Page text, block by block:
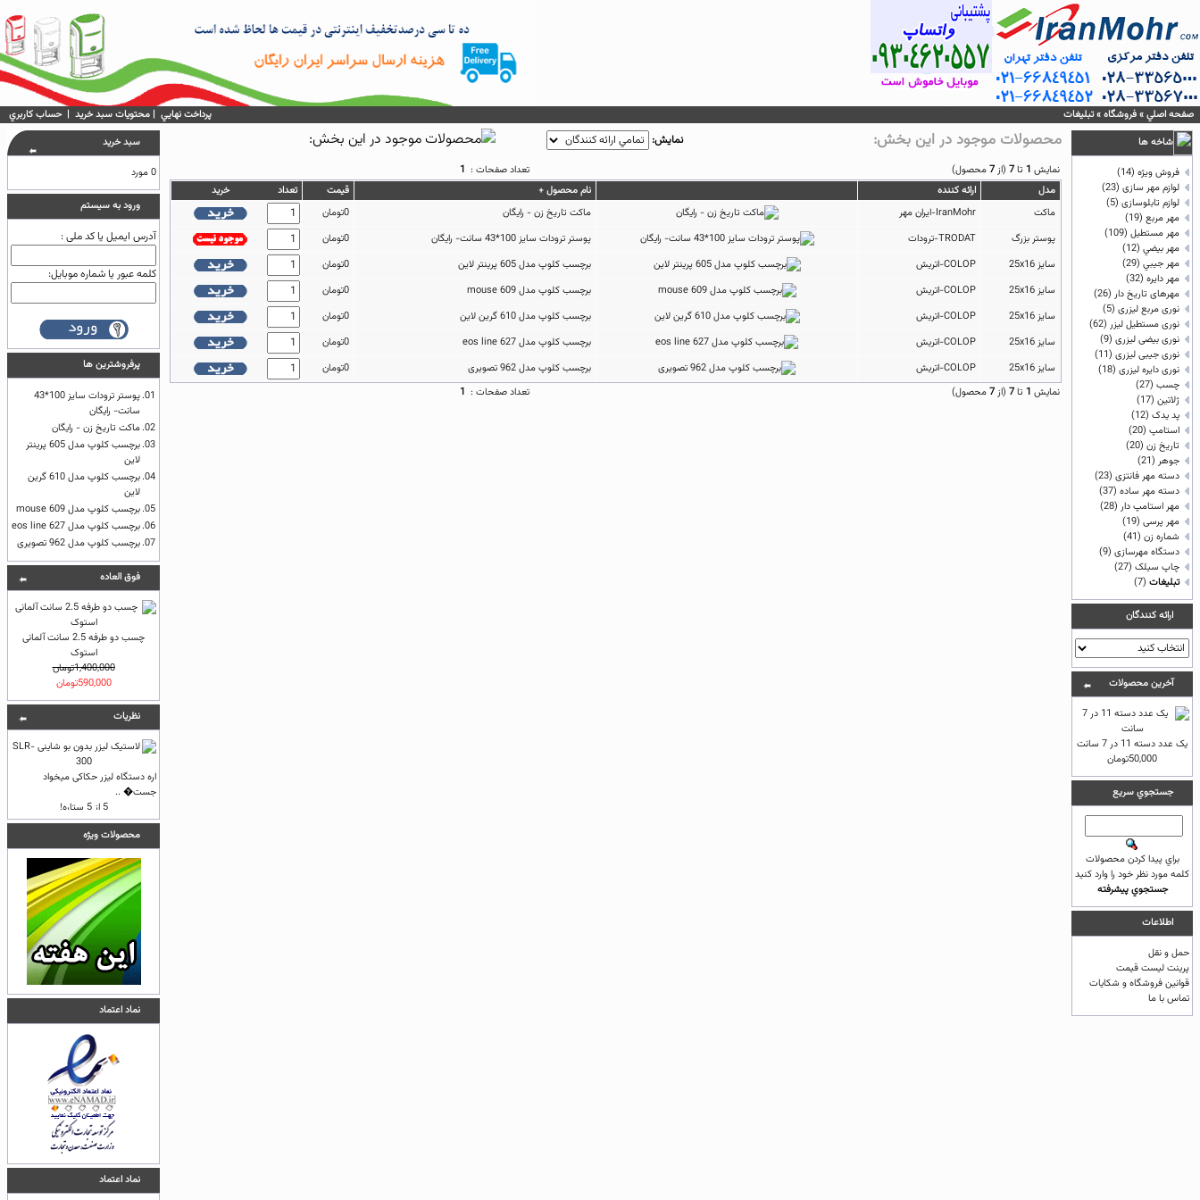
صفحه اصلي»فروشگاه»تبلیغات پرداخت نهايي | محتويات سبد خريد |حساب كاربري
شاخه ها
فروش ویژه (14)
لوازم مهر سازی (23)
لوازم تابلوسازی (5)
مهر مربع (19)
مهر مستطيل (109)
مهر بيضي (12)
مهر جيبي (29)
مهر دايره (32)
مهرهای تاریخ دار (26)
نوری مربع لیزری (5)
نوری مستطیل لیزر (62)
نوری بیضی لیزری (9)
نوری جیبی لیزری (11)
نوری دایره لیزری (18)
چسب (27)
ژلاتين (17)
پد یدک (12)
استامپ (20)
تاريخ زن (20)
جوهر (21)
دسته مهر فانتزی (23)
دسته مهر ساده (37)
مهر استامپ دار (28)
مهر پرسی (19)
شماره زن (41)
دستگاه مهرسازی (9)
چاپ سيلک (27)
تبلیغات (7)
ارائه كنندگان
آخرين محصولات
یک عدد دسته 11 در 7 سانت
50,000تومان
جستجوي سريع
براي پيدا كردن محصولات
كلمه مورد نظر خود را وارد كنيد
جستجوي پيشرفته
اطلاعات
حمل و نقل
پرینت لیست قیمت
قوانين فروشگاه و شکایات
تماس با ما
محصولات موجود در اين بخش: نمايش:
نمايش 1 تا7 (از 7محصول) تعداد صفحات : 1
مدل
ارائه كننده نام محصول + قيمت تعداد
خريد
ماکت
IranMohr-ایران مهر ماکت تاریخ زن - رایگان
پوستر بزرگ
TRODAT-ترودات پوستر ترودات سایز 100*43 سانت- رایگان
سایز 25x16
COLOP-اتریش برچسب کلوپ مدل 605 پرینتر لاین
سایز 25x16
COLOP-اتریش برچسب کلوپ مدل 609 mouse
سایز 25x16
COLOP-اتریش برچسب کلوپ مدل 610 گرین لاین
سایز 25x16
COLOP-اتریش برچسب کلوپ مدل 627 eos line
سایز 25x16
COLOP-اتریش برچسب کلوپ مدل 962 تصویری
نمايش 1 تا7 (از 7محصول) تعداد صفحات : 1
سبد خريد
0 مورد
ورود به سيستم
آدرس ایمیل یا کد ملی :
کلمه عبور یا شماره موبایل:
پرفروشترين ها
01.
پوستر ترودات سایز 100*43
سانت- رایگان
02. ماکت تاریخ زن - رایگان
03.
برچسب کلوپ مدل 605 پرینتر
لاین
04.
برچسب کلوپ مدل 610 گرین
لاین
05. برچسب کلوپ مدل 609 mouse
06. برچسب کلوپ مدل 627 eos line
07. برچسب کلوپ مدل 962 تصویری
فوق العاده
چسب دو طرفه 2.5 سانت آلمانی
استوک
1,400,000تومان
590,000تومان
نظريات
اره دستگاه لیزر حکاکی میخواد
جست� ..
محصولات ویژه
نماد اعتماد
نماد اعتماد